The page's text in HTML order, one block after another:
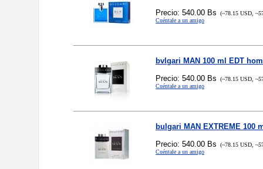
Precio: 540.00 Bs (~78.15 USD,
Cuéntale a un amigo
bvlgari MAN 100 ml EDT
Precio: 540.00 Bs (~78.15 USD,
Cuéntale a un amigo
bulgari MAN EXTREME 100
Precio: 540.00 Bs (~78.15 USD,
Cuéntale a un amigo